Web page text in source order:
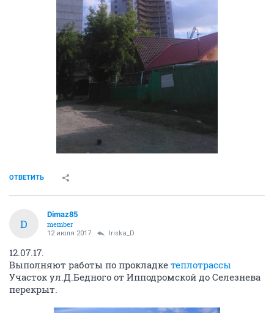
ОТВЕТИТЬ
D
Dimaz85
member
12 июля 2017 Iriska_D
12.07.17.
Выполняют работы по прокладке теплотрассы
Участок ул.Д.Бедного от Ипподромской до Селезнева
перекрыт.